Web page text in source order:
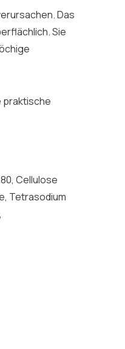
Das
Sie
praktische
Cellulose
Tetrasodium